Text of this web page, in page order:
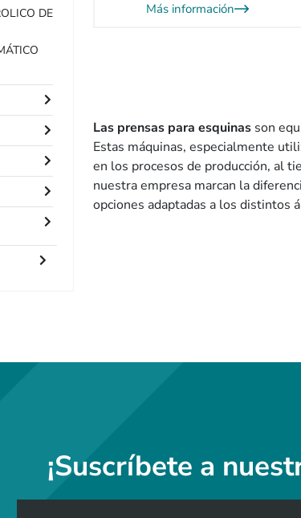
DE
Más información
Las prensas para esquinas son
Estas máquinas, especialmente
en los procesos de producción, al
nuestra empresa marcan la
opciones adaptadas a los distintos
¡Suscríbete a